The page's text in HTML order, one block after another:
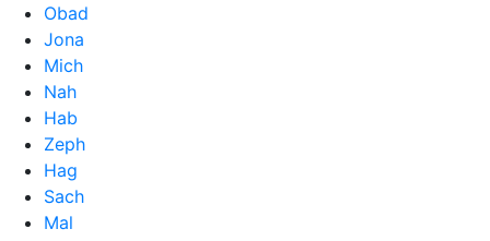
Obad
Jona
Mich
Nah
Hab
Zeph
Hag
Sach
Mal